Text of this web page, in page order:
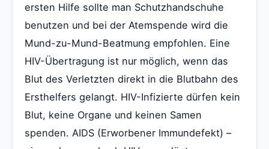
ersten Hilfe sollte man Schutzhandschuhe
benutzen und bei der Atemspende wird die
Mund-zu-Mund-Beatmung empfohlen. Eine
HIV-Übertragung ist nur möglich, wenn das
Blut des Verletzten direkt in die Blutbahn des
Ersthelfers gelangt. HIV-Infizierte dürfen kein
Blut, keine Organe und keinen Samen
spenden. AIDS (Erworbener Immundefekt) –